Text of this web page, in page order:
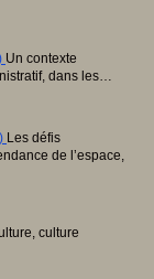
Un contexte
dans les…
Les défis
de l’espace,
culture